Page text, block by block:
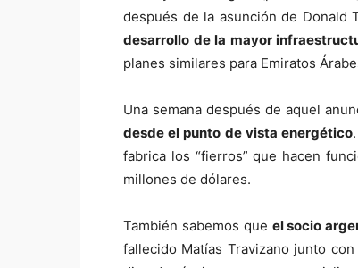
después de la asunción de Donald
desarrollo de la mayor
planes similares para Emiratos
Una semana después de aquel
desde el punto de vista energético
fabrica los “fierros” que hacen
millones de dólares.
También sabemos que el socio
fallecido Matías Travizano junto